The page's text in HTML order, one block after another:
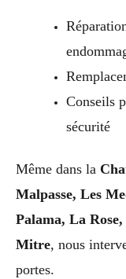
Conseils
sécurité
Même dans la
Malpasse, Les
Palama, La
Mitre, nous
portes.